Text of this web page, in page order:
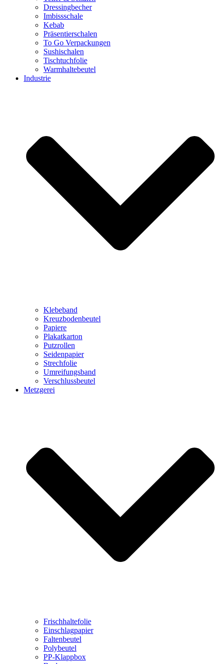
Dressingbecher
Imbissschale
Kebab
Präsentierschalen
To Go Verpackungen
Sushischalen
Tischtuchfolie
Warmhaltebeutel
Industrie
Klebeband
Kreuzbodenbeutel
Papiere
Plakatkarton
Putzrollen
Seidenpapier
Strechfolie
Umreifungsband
Verschlussbeutel
Metzgerei
Frischhaltefolie
Einschlagpapier
Faltenbeutel
Polybeutel
PP-Klappbox